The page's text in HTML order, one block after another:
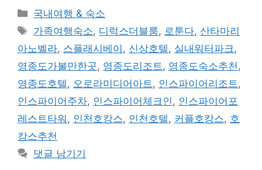
카
테
리
국내여행 & 숙소
태
그
가족여행숙소, 디럭스더블룸, 로툰다,산타마리
아노벨라, 스플래시베이 , 신상호텔, 실내워터파크,
영종도가볼만한곳, 영종도리조트, 영종도숙소추천,
영종도호텔, 오로라미디어아트, 인스파이어리조트,
인스파이어주차, 인스파이어체크인, 인스파이어포
레스트타워 , 인천호캉스, 인천호텔, 커플호캉스, 호
캉스추천
댓글 남기기